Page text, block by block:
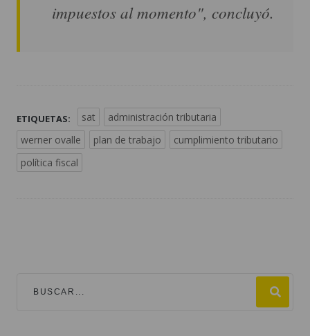
impuestos al momento", concluyó.
ETIQUETAS: sat
administración tributaria
werner ovalle
plan de trabajo
cumplimiento tributario
política fiscal